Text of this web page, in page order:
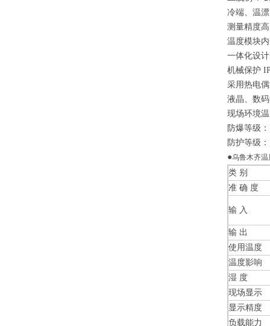
冷端、温
测量精度
温度模块
一体化设
机械保护
采用热电
液晶、数
现场环境
防爆等级
防护等级
●乌鲁木齐温
类 别
准 确 度
输 入
输 出
使用温度
温度影响
湿 度
现场显示
显示精度
负载能力